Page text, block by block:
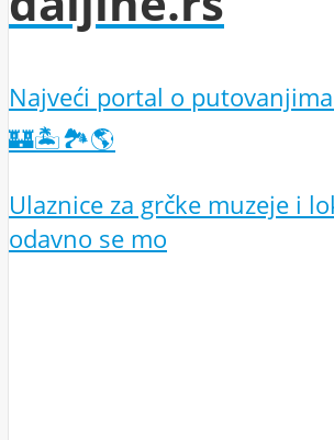
Najveći portal o
🏰🏝️🏞️🌎
Ulaznice za grčke muzeje i
odavno se mo